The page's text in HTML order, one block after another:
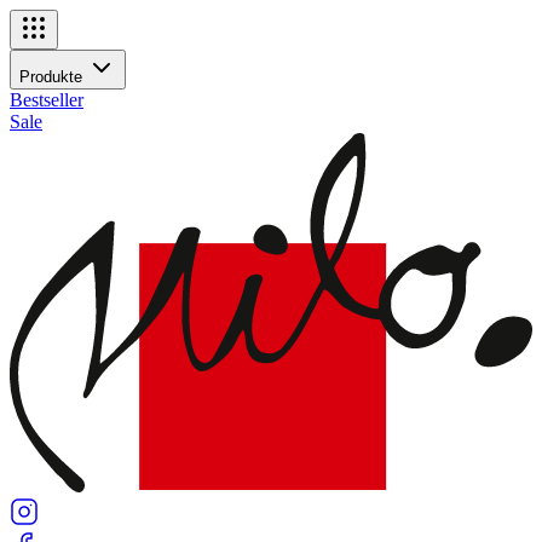
Navigationsmenü
Produkte
Produkte
Bestseller
Sale